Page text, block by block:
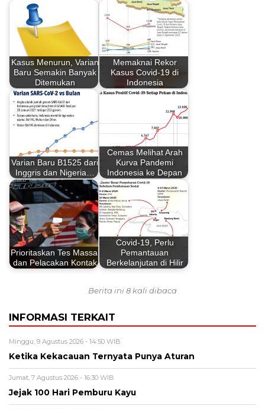
Kasus Menurun, Varian
Baru Semakin Banyak
Ditemukan
Memaknai Rekor
Kasus Covid-19 di
Indonesia
Varian Baru B1525 dari
Inggris dan Nigeria…
Cemas Melihat Arah
Kurva Pandemi
Indonesia ke Depan
Prioritaskan Tes Massal
dan Pelacakan Kontak
Covid-19, Perlu
Pemantauan
Berkelanjutan di Hilir
Berita ini 8 kali dibaca
INFORMASI TERKAIT
Minggu, 9 Agustus 2026 - 14:50 WIB
Ketika Kekacauan Ternyata Punya Aturan
Jumat, 7 Agustus 2026 - 16:30 WIB
Jejak 100 Hari Pemburu Kayu